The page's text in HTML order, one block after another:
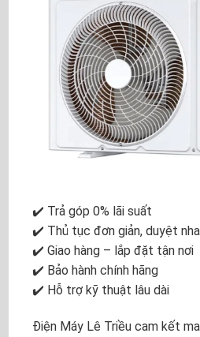
✔️ Trả góp 0% lãi suất
✔️ Thủ tục đơn giản, duyệt
✔️ Giao hàng – lắp đặt tận nơi
✔️ Bảo hành chính hãng
✔️ Hỗ trợ kỹ thuật lâu dài
Điện Máy Lê Triều cam kết